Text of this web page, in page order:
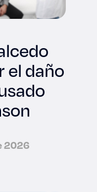
el daño
2026